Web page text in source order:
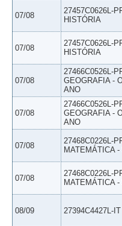
07/08
27457C0626L-
HISTÓRIA
07/08
27457C0626L-
HISTÓRIA
07/08
27466C0526L-
GEOGRAFIA -
ANO
07/08
27466C0526L-
GEOGRAFIA -
ANO
07/08
27468C0226L-
MATEMÁTICA -
07/08
27468C0226L-
MATEMÁTICA -
08/09 27394C4427L-